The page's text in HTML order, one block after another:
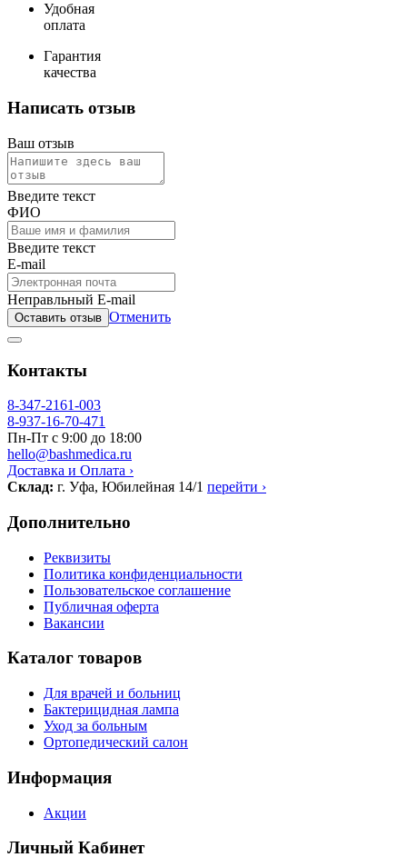
Удобная
оплата
Гарантия
качества
Написать отзыв
Ваш отзыв
Введите текст
ФИО
Введите текст
E-mail
Неправльный E-mail
Оставить отзыв Отменить
Контакты
8-347-2161-003
8-937-16-70-471
Пн-Пт с 9:00 до 18:00
hello@bashmedica.ru
Доставка и Оплата ›
Склад: г. Уфа, Юбилейная 14/1 перейти ›
Дополнительно
Реквизиты
Политика конфиденциальности
Пользовательское соглашение
Публичная оферта
Вакансии
Каталог товаров
Для врачей и больниц
Бактерицидная лампа
Уход за больным
Ортопедический салон
Информация
Акции
Личный Кабинет